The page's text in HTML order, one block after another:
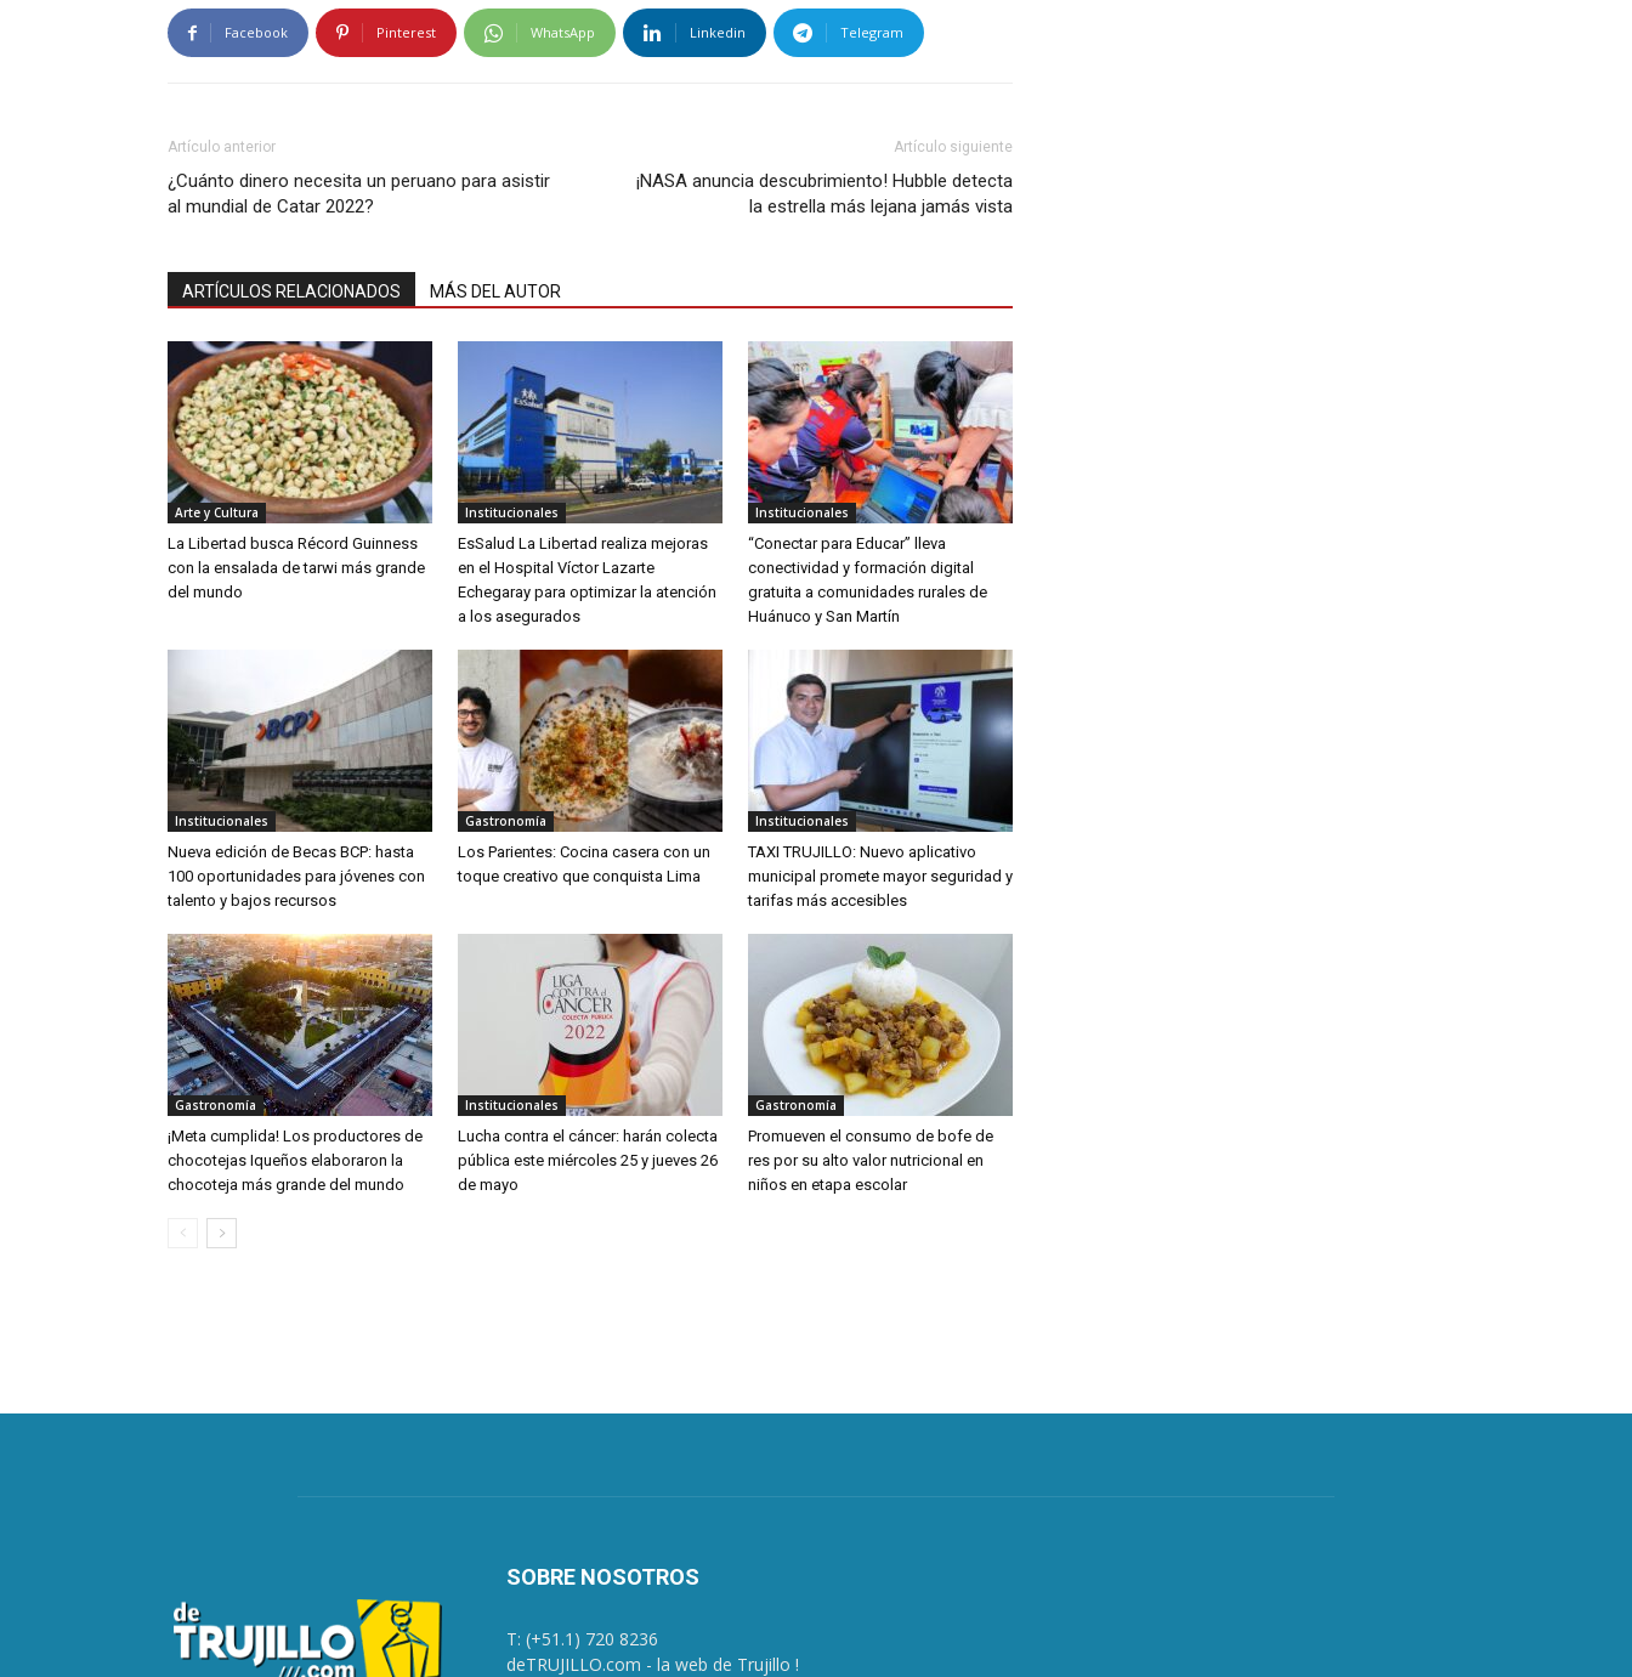
Facebook Pinterest WhatsApp Linkedin Telegram
Artículo anterior
¿Cuánto dinero necesita un peruano para asistir
al mundial de Catar 2022?
Artículo siguiente
¡NASA anuncia descubrimiento! Hubble detecta
la estrella más lejana jamás vista
ARTÍCULOS RELACIONADOS MÁS DEL AUTOR
Arte y Cultura
La Libertad busca Récord Guinness
con la ensalada de tarwi más grande
del mundo
Institucionales
EsSalud La Libertad realiza mejoras
en el Hospital Víctor Lazarte
Echegaray para optimizar la atención
a los asegurados
Institucionales
“Conectar para Educar” lleva
conectividad y formación digital
gratuita a comunidades rurales de
Huánuco y San Martín
Institucionales
Nueva edición de Becas BCP: hasta
100 oportunidades para jóvenes con
talento y bajos recursos
Gastronomía
Los Parientes: Cocina casera con un
toque creativo que conquista Lima
Institucionales
TAXI TRUJILLO: Nuevo aplicativo
municipal promete mayor seguridad y
tarifas más accesibles
Gastronomía
¡Meta cumplida! Los productores de
chocotejas Iqueños elaboraron la
chocoteja más grande del mundo
Institucionales
Lucha contra el cáncer: harán colecta
pública este miércoles 25 y jueves 26
de mayo
Gastronomía
Promueven el consumo de bofe de
res por su alto valor nutricional en
niños en etapa escolar
SOBRE NOSOTROS
T: (+51.1) 720 8236
deTRUJILLO.com - la web de Trujillo !